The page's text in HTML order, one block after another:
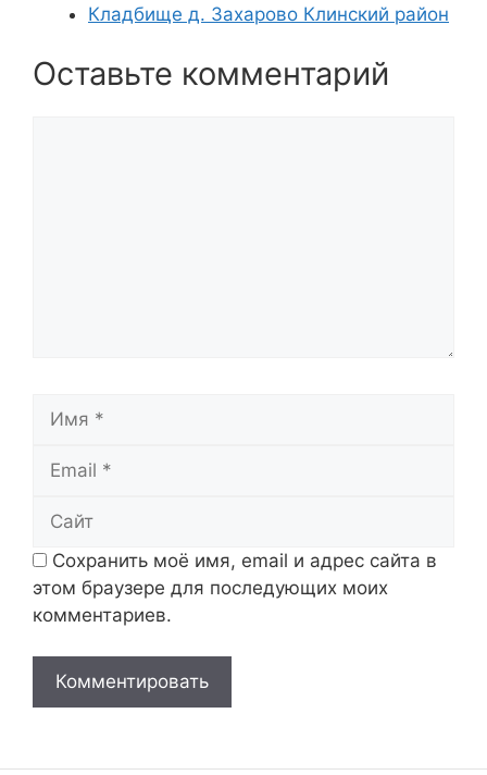
Кладбище д. Захарово Клинский район
Оставьте комментарий
Сохранить моё имя, email и адрес сайта в
этом браузере для последующих моих
комментариев.